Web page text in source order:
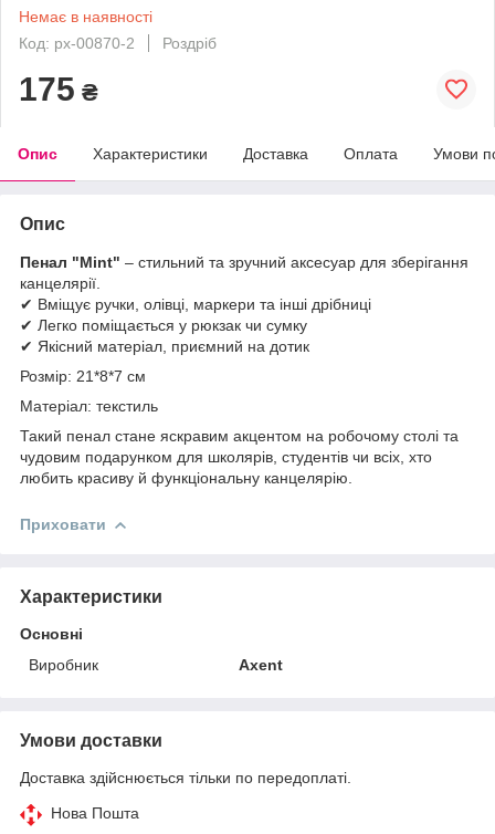
Немає в наявності
Код: px-00870-2
Роздріб
175 ₴
Опис Характеристики Доставка Оплата Умови
Опис
Пенал "Mint" – стильний та зручний аксесуар для зберігання
канцелярії.
✔ Вміщує ручки, олівці, маркери та інші дрібниці
✔ Легко поміщається у рюкзак чи сумку
✔ Якісний матеріал, приємний на дотик
Розмір: 21*8*7 см
Матеріал: текстиль
Такий пенал стане яскравим акцентом на робочому столі та
чудовим подарунком для школярів, студентів чи всіх, хто
любить красиву й функціональну канцелярію.
Приховати
Характеристики
Основні
Виробник
Axent
Умови доставки
Доставка здійснюється тільки по передоплаті.
Нова Пошта